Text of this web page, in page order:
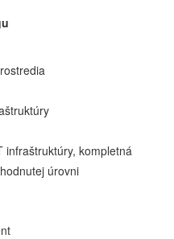
kompletná
úrovni